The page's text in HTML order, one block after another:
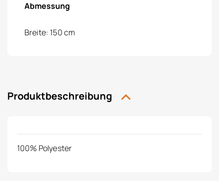
Abmessung
Breite: 150 cm
Produktbeschreibung
100% Polyester